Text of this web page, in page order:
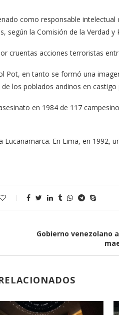
como responsable intelectual
la Comisión de la Verdad y
cruentas acciones terroristas
Pot, en tanto se formó una
los poblados andinos en castigo
en 1984 de 117
En Lima, en 1992,
Gobierno venezolano